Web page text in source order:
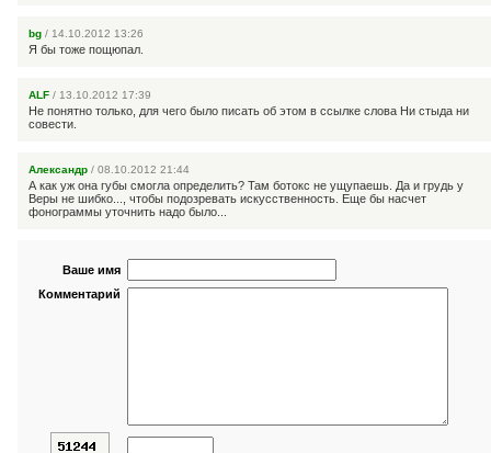
bg/ 14.10.2012 13:26
Я бы тоже пощюпал.
ALF/ 13.10.2012 17:39
Не понятно только, для чего было писать об этом в ссылке слова Ни стыда ни
совести.
Александр/ 08.10.2012 21:44
А как уж она губы смогла определить? Там ботокс не ущупаешь. Да и грудь у
Веры не шибко..., чтобы подозревать искусственность. Еще бы насчет
фонограммы уточнить надо было...
Ваше имя
Комментарий